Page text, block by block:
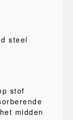
steel
stof
midden